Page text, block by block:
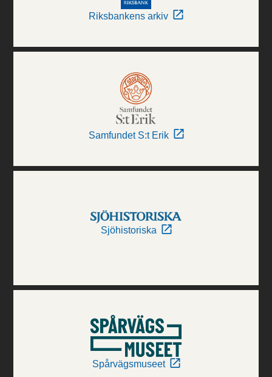
Riksbankens arkiv
Samfundet S:t Erik
Sjöhistoriska
Spårvägsmuseet